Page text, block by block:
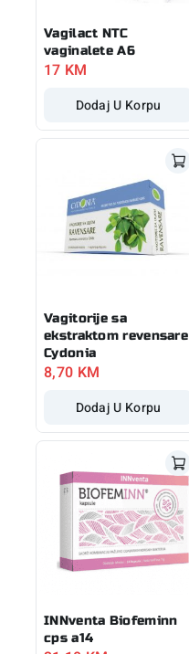
Vagilact NTC
vaginalete A6
17 KM
Dodaj U Korpu
Vagitorije sa
ekstraktom revensare
Cydonia
8,70 KM
Dodaj U Korpu
INNventa Biofeminn
cps a14